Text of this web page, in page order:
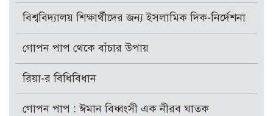
বিশ্ববিদ্যালয় শিক্ষার্থীদের জন্য ইসলামিক দিক-নির্দেশনা
গোপন পাপ থেকে বাঁচার উপায়
রিয়া-র বিধিবিধান
গোপন পাপ : ঈমান বিধ্বংসী এক নীরব ঘাতক